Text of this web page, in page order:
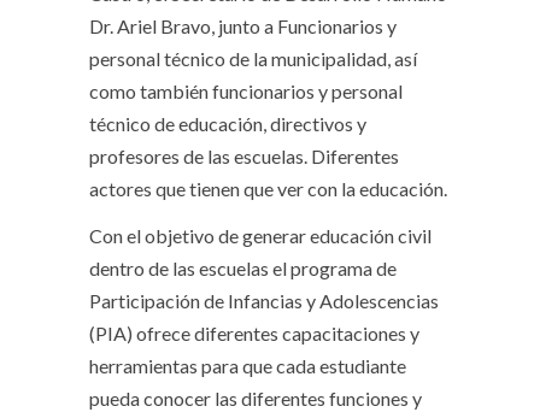
Dr. Ariel Bravo, junto a Funcionarios y
personal técnico de la municipalidad, así
como también funcionarios y personal
técnico de educación, directivos y
profesores de las escuelas. Diferentes
actores que tienen que ver con la educación.
Con el objetivo de generar educación civil
dentro de las escuelas el programa de
Participación de Infancias y Adolescencias
(PIA) ofrece diferentes capacitaciones y
herramientas para que cada estudiante
pueda conocer las diferentes funciones y